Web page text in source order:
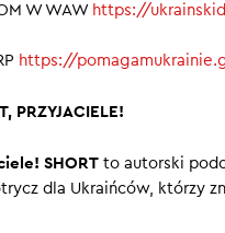
W WAW https://
https://
PRZYJACIELE!
SHORT to autorski
dla Ukraińców, którzy